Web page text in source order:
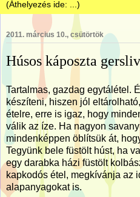
2011. március 10., csütörtök
Húsos káposzta
Tartalmas, gazdag egytálétel.
készíteni, hiszen jól
ételre, erre is igaz, hogy
válik az íze. Ha nagyon
mindenképpen öblítsük át,
Tegyünk bele füstölt húst, ha
egy darabka házi füstölt
kapkodós étel, megkívánja az
alapanyagokat is.